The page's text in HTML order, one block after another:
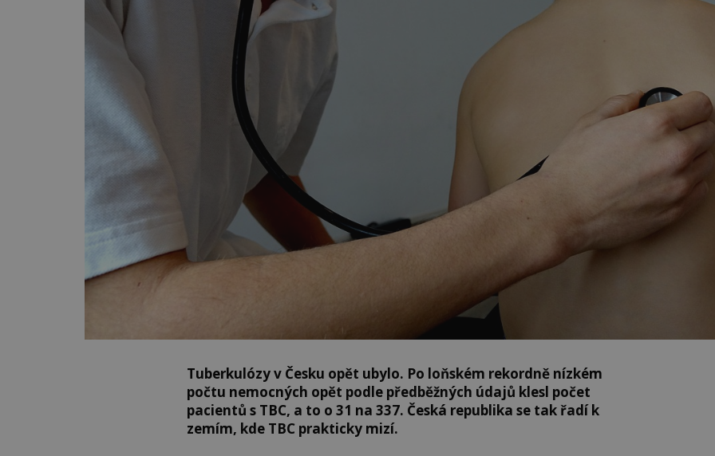
Tuberkulózy v Česku opět ubylo. Po loňském rekordně nízkém
počtu nemocných opět podle předběžných údajů klesl počet
pacientů s TBC, a to o 31 na 337. Česká republika se tak řadí k
zemím, kde TBC prakticky mizí.